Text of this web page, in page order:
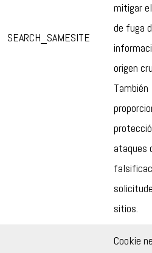
SEARCH_SAMESITE
mitigar
de fuga
origen
También
ataques
sitios.
Cookie